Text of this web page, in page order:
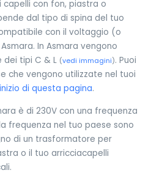
capelli con fon, piastra o
dal tipo di spina del tuo
con il voltaggio (o
In Asmara vengono
dei tipi C & L (vedi immagini). Puoi
che vengono utilizzate nel tuoi
di questa pagina.
è di 230V con una frequenza
frequenza nel tuo paese sono
di un trasformatore per
o il tuo arricciacapelli